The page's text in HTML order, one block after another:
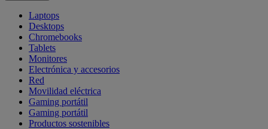
Laptops
Desktops
Chromebooks
Tablets
Monitores
Electrónica y accesorios
Red
Movilidad eléctrica
Gaming portátil
Gaming portátil
Productos sostenibles